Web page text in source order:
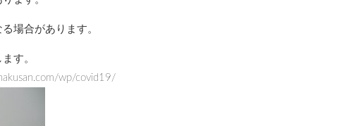
場合があります。
す。
wp/covid19/